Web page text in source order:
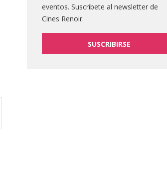
eventos. Suscribete al newsletter de
Cines Renoir.
SUSCRIBIRSE